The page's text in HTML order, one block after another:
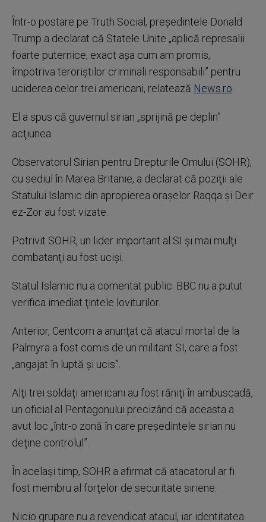
Într-o postare pe Truth Social, preşedintele Donald
Trump a declarat că Statele Unite „aplică represalii
foarte puternice, exact aşa cum am promis,
împotriva teroriştilor criminali responsabili” pentru
uciderea celor trei americani, relatează News.ro
El a spus că guvernul sirian „sprijină pe deplin”
acţiunea.
Observatorul Sirian pentru Drepturile Omului (SOHR),
cu sediul în Marea Britanie, a declarat că poziţii ale
Statului Islamic din apropierea oraşelor Raqqa şi Deir
ez-Zor au fost vizate.
Potrivit SOHR, un lider important al SI şi mai mulţi
combatanţi au fost ucişi.
Statul Islamic nu a comentat public. BBC nu a putut
verifica imediat ţintele loviturilor.
Anterior, Centcom a anunţat că atacul mortal de la
Palmyra a fost comis de un militant SI, care a fost
„angajat în luptă şi ucis”.
Alţi trei soldaţi americani au fost răniţi în ambuscadă,
un oficial al Pentagonului precizând că aceasta a
avut loc „într-o zonă în care preşedintele sirian nu
deţine controlul”.
În acelaşi timp, SOHR a afirmat că atacatorul ar fi
fost membru al forţelor de securitate siriene.
Nicio grupare nu a revendicat atacul, iar identitatea